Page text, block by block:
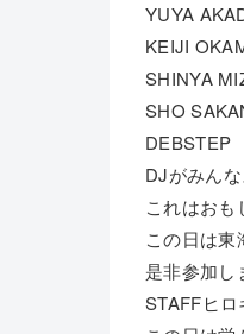
YUYA
KEIJI
SHINYA
SHO
DEBSTEP
DJがみんな
これはおも
この日は東
是非参加し
STAFFヒロ